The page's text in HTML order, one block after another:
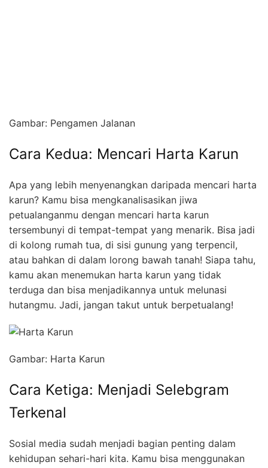
Gambar: Pengamen Jalanan
Cara Kedua: Mencari Harta Karun
Apa yang lebih menyenangkan daripada mencari harta
karun? Kamu bisa mengkanalisasikan jiwa
petualanganmu dengan mencari harta karun
tersembunyi di tempat-tempat yang menarik. Bisa jadi
di kolong rumah tua, di sisi gunung yang terpencil,
atau bahkan di dalam lorong bawah tanah! Siapa tahu,
kamu akan menemukan harta karun yang tidak
terduga dan bisa menjadikannya untuk melunasi
hutangmu. Jadi, jangan takut untuk berpetualang!
Gambar: Harta Karun
Cara Ketiga: Menjadi Selebgram
Terkenal
Sosial media sudah menjadi bagian penting dalam
kehidupan sehari-hari kita. Kamu bisa menggunakan